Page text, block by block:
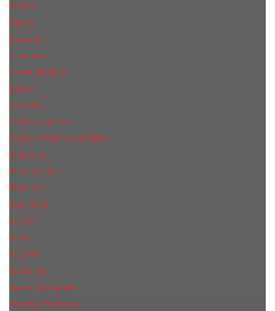
КиLian
Kenzo
Lacoste
Lancome
Laura Biagiotti
Lanvin
Lе Lab0
Lolita Lempicka
Maison Francis Kurkdjian
Madonna
Marc Jacobs
Mancera
Max Mara
M.А.C.
Mexx
Miu Miu
Mоsсhino
Naomi Campbell
Narciso Rodriguez